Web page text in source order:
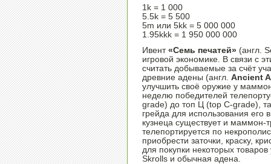
1k = 1 000
5.5k = 5 500
5m или 5kk = 5 000 000
1.95kkk = 1 950 000 000
Ивент «Семь печатей» (англ.
игровой экономике. В связи с
считать добываемые за счёт
древние адены (англ. Ancient
улучшить своё оружие у
неделю победителей
grade) до топ Ц (top C-grade),
грейда для использования
кузнеца существует и
телепортируется по
приобрести заточки, краску,
для покупки некоторых
Skrolls и обычная адена.